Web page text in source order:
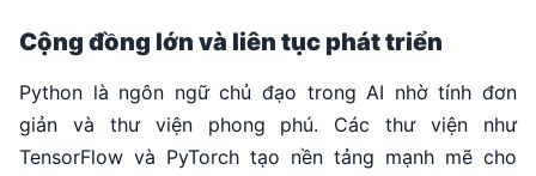
Cộng đồng lớn và liên tục phát triển
Python là ngôn ngữ chủ đạo trong AI nhờ tính đơn
giản và thư viện phong phú. Các thư viện như
TensorFlow và PyTorch tạo nền tảng mạnh mẽ cho